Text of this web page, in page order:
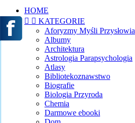
HOME
  KATEGORIE
Aforyzmy Myśli Przysłowia
Albumy
Architektura
Astrologia Parapsychologia
Atlasy
Bibliotekoznawstwo
Biografie
Biologia Przyroda
Chemia
Darmowe ebooki